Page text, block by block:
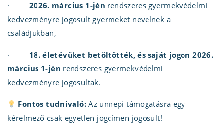
· 2026. március 1-jén rendszeres gyermekvédelmi
kedvezményre jogosult gyermeket nevelnek a
családjukban,
· 18. életévüket betöltötték, és saját jogon 2026.
március 1-jén rendszeres gyermekvédelmi
kedvezményre jogosultak.
Fontos tudnivaló:Az ünnepi támogatásra egy
kérelmező csak egyetlen jogcímen jogosult!